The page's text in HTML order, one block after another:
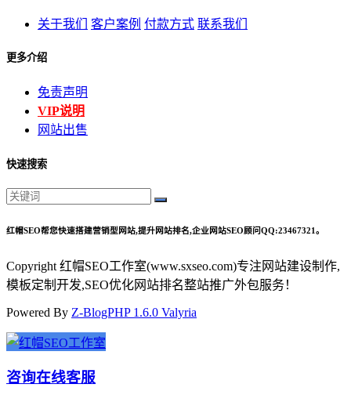
关于我们 客户案例 付款方式 联系我们
更多介绍
免责声明
VIP说明
网站出售
快速搜索
红帽SEO帮您快速搭建营销型网站,提升网站排名,企业网站SEO顾问QQ:23467321。
Copyright 红帽SEO工作室(www.sxseo.com)专注网站建设制作,
模板定制开发,SEO优化网站排名整站推广外包服务！
Powered By Z-BlogPHP 1.6.0 Valyria
咨询在线客服